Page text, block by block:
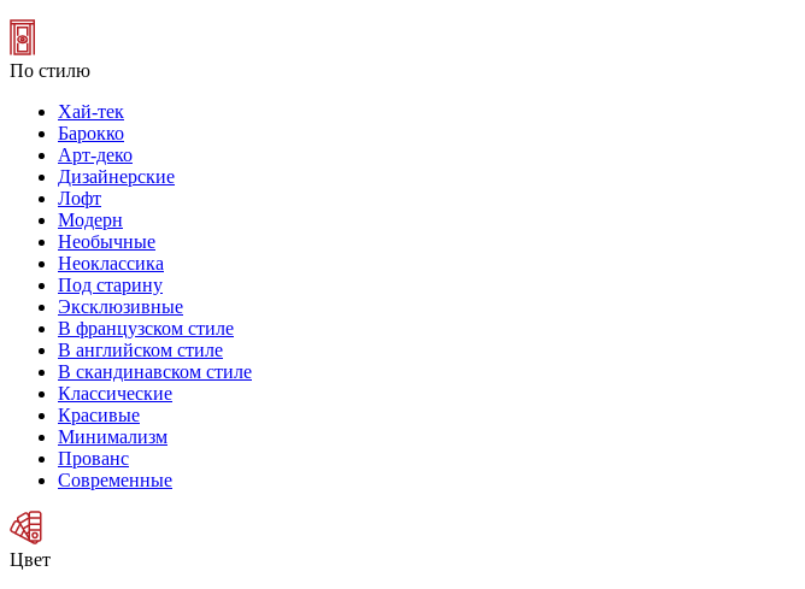
По стилю
Хай-тек
Барокко
Арт-деко
Дизайнерские
Лофт
Модерн
Необычные
Неоклассика
Под старину
Эксклюзивные
В французском стиле
В английском стиле
В скандинавском стиле
Классические
Красивые
Минимализм
Прованс
Современные
Цвет